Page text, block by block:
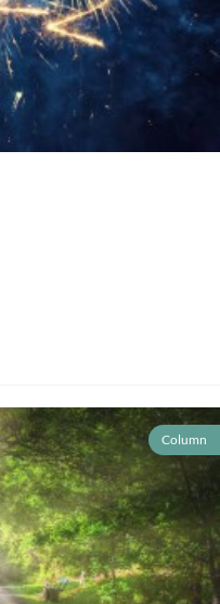
Column